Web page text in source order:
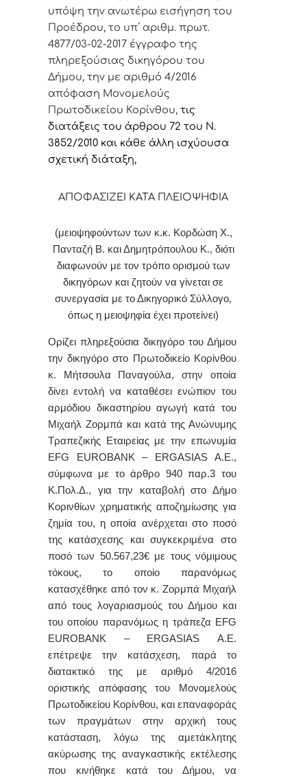
υπόψη την ανωτέρω εισήγηση του
Προέδρου, το υπ΄ αριθμ. πρωτ.
4877/03-02-2017 έγγραφο της
πληρεξούσιας δικηγόρου του
Δήμου, την με αριθμό 4/2016
απόφαση Μονομελούς
Πρωτοδικείου Κορίνθου, τις
διατάξεις του άρθρου 72 του Ν.
3852/2010 και κάθε άλλη ισχύουσα
σχετική διάταξη,
ΑΠΟΦΑΣΙΖΕΙ ΚΑΤΑ ΠΛΕΙΟΨΗΦΙΑ
(μειοψηφούντων των κ.κ. Κορδώση Χ.,
Πανταζή Β. και Δημητρόπουλου Κ., διότι
διαφωνούν με τον τρόπο ορισμού των
δικηγόρων και ζητούν να γίνεται σε
συνεργασία με το Δικηγορικό Σύλλογο,
όπως η μειοψηφία έχει προτείνει)
Ορίζει πληρεξούσια δικηγόρο του Δήμου
την δικηγόρο στο Πρωτοδικείο Κορίνθου
κ. Μήτσουλα Παναγούλα, στην οποία
δίνει εντολή να καταθέσει ενώπιον του
αρμόδιου δικαστηρίου αγωγή κατά του
Μιχαήλ Ζορμπά και κατά της Ανώνυμης
Τραπεζικής Εταιρείας με την επωνυμία
EFG
EUROBANK – ERGASIAS A.E.,
σύμφωνα με το άρθρο 940 παρ.3 του
Κ.Πολ.Δ., για την καταβολή στο Δήμο
Κορινθίων χρηματικής αποζημίωσης για
ζημία του, η οποία ανέρχεται στο ποσό
της κατάσχεσης και συγκεκριμένα στο
ποσό των 50.567,23€ με τους νόμιμους
τόκους, το οποίο παρανόμως
κατασχέθηκε από τον κ. Ζορμπά Μιχαήλ
από τους λογαριασμούς του Δήμου και
του οποίου παρανόμως η τράπεζα EFG
EUROBANK – ERGASIAS A.E.
επέτρεψε την κατάσχεση, παρά το
διατακτικό της με αριθμό 4/2016
οριστικής απόφασης του Μονομελούς
Πρωτοδικείου Κορίνθου, και επαναφοράς
των πραγμάτων στην αρχική τους
κατάσταση, λόγω της αμετάκλητης
ακύρωσης της αναγκαστικής εκτέλεσης
που κινήθηκε κατά του Δήμου, να